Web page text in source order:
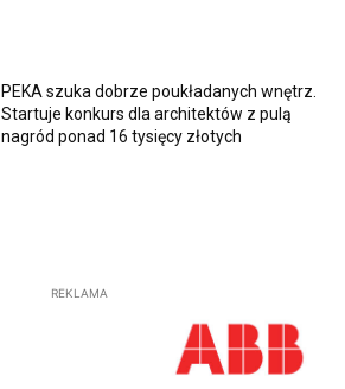
PEKA szuka dobrze poukładanych wnętrz.
Startuje konkurs dla architektów z pulą
nagród ponad 16 tysięcy złotych
REKLAMA